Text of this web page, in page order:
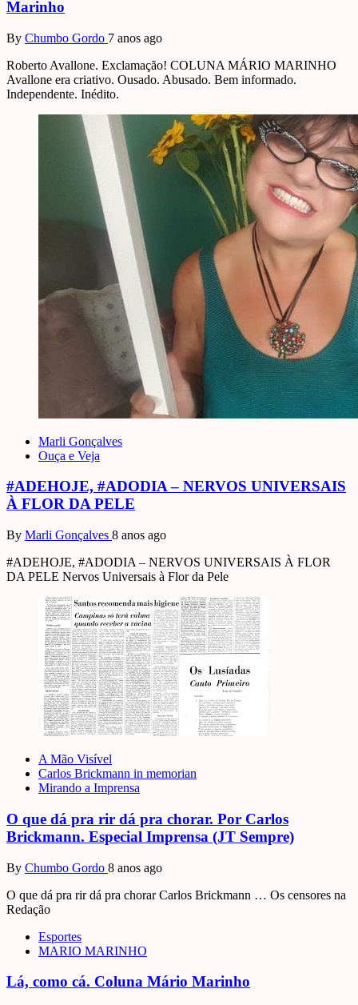
Marinho
By Chumbo Gordo 7 anos ago
Roberto Avallone. Exclamação! COLUNA MÁRIO MARINHO
Avallone era criativo. Ousado. Abusado. Bem informado.
Independente. Inédito.
Marli Gonçalves
Ouça e Veja
#ADEHOJE, #ADODIA – NERVOS UNIVERSAIS
À FLOR DA PELE
By Marli Gonçalves 8 anos ago
#ADEHOJE, #ADODIA – NERVOS UNIVERSAIS À FLOR
DA PELE Nervos Universais à Flor da Pele
A Mão Visível
Carlos Brickmann in memorian
Mirando a Imprensa
O que dá pra rir dá pra chorar. Por Carlos
Brickmann. Especial Imprensa (JT Sempre)
By Chumbo Gordo 8 anos ago
O que dá pra rir dá pra chorar Carlos Brickmann … Os censores na
Redação
Esportes
MARIO MARINHO
Lá, como cá. Coluna Mário Marinho